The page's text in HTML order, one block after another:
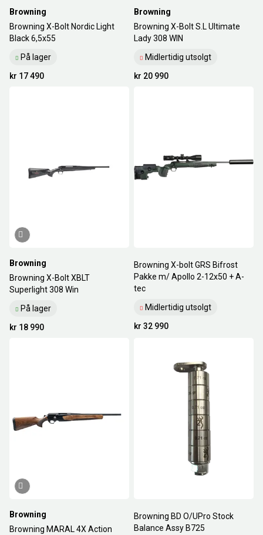
Browning
Browning X-Bolt Nordic Light
Black 6,5x55
På lager
kr 17 490
Browning
Browning X-Bolt S.L Ultimate
Lady 308 WIN
Midlertidig utsolgt
kr 20 990
Browning
Browning X-Bolt XBLT
Superlight 308 Win
På lager
kr 18 990
Browning X-bolt GRS Bifrost
Pakke m/ Apollo 2-12x50 + A-
tec
Midlertidig utsolgt
kr 32 990
Browning
Browning MARAL 4X Action
Browning BD O/UPro Stock
Balance Assy B725